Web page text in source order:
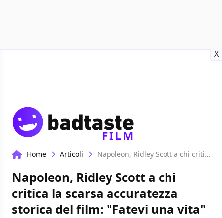
X
FILM
Home Articoli Napoleon, Ridley Scott a chi critica la scarsa accuratezza storica del film: "Fatevi una vita"
Napoleon, Ridley Scott a chi
critica la scarsa accuratezza
storica del film: "Fatevi una vita"